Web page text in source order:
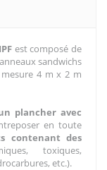
est composé de
sandwichs
4 m x 2 m
plancher avec
en toute
contenant des
toxiques,
etc.).